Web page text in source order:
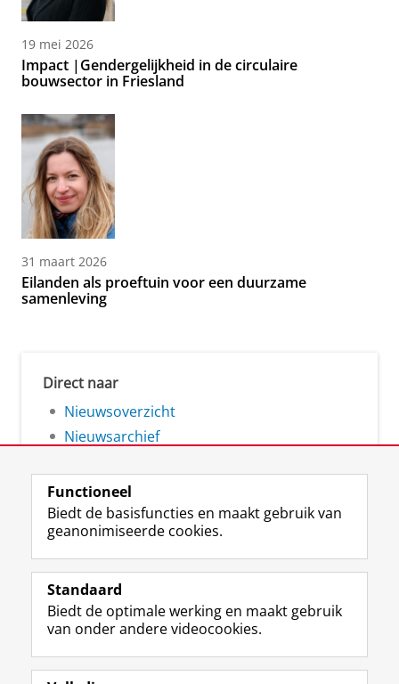
19 mei 2026
Impact |Gendergelijkheid in de circulaire
bouwsector in Friesland
31 maart 2026
Eilanden als proeftuin voor een duurzame
samenleving
Direct naar
Nieuwsoverzicht
Nieuwsarchief
Volg de RUG
F
a
e
b
o
L
i
k
e
I
R
S
-
f
e
I
n
t
r
Y
o
T
e
Studiekiezers
Functioneel
Biedt de basisfuncties en maakt gebruik van
geanonimiseerde cookies.
Standaard
Biedt de optimale werking en maakt gebruik
van onder andere videocookies.